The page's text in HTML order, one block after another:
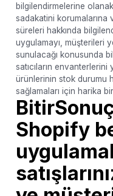
bilgilendirmelerine olanak
sadakatini korumalarına
süreleri hakkında
uygulamayı, müşterileri
sunulacağı konusunda
satıcıların
ürünlerinin stok durumu
sağlamaları için harika
Shopify